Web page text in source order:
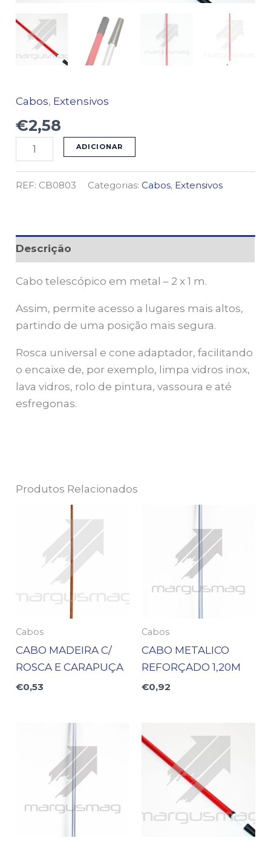
Cabos, Extensivos
€2,58
ADICIONAR
REF: CB0803 Categorias:Cabos, Extensivos
Descrição
Cabo telescópico em metal – 2 x 1 m.
Assim, permite acesso a lugares mais altos,
partindo de uma posição mais segura.
Rosca universal e cone adaptador, facilitando
o encaixe de, por exemplo, limpa vidros inox,
lava vidros, rolo de pintura, vassoura e até
esfregonas.
Produtos Relacionados
Cabos
CABO MADEIRA C/
ROSCA E CARAPUÇA
€0,53
Cabos
CABO METALICO
REFORÇADO 1,20M
€0,92